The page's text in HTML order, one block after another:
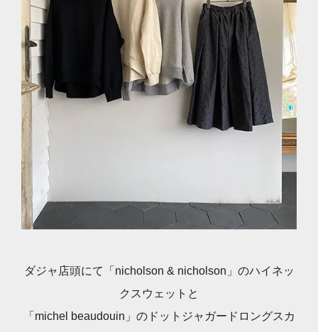
ダジャ店頭にて「nicholson & nicholson」のハイネッ
クスウェットと
「michel beaudouin」のドットジャガードロングスカ